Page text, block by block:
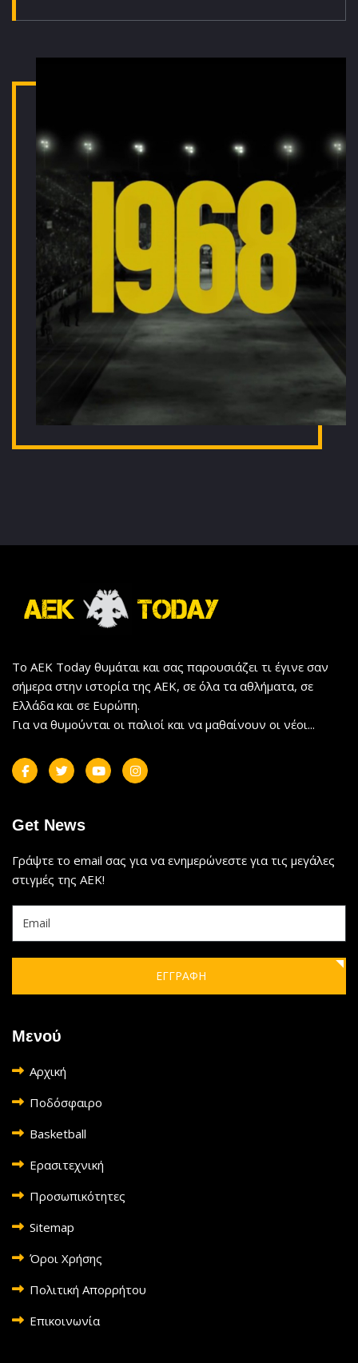
Το AEK Today θυμάται και σας παρουσιάζει τι έγινε σαν
σήμερα στην ιστορία της ΑΕΚ, σε όλα τα αθλήματα, σε
Ελλάδα και σε Ευρώπη.
Για να θυμούνται οι παλιοί και να μαθαίνουν οι νέοι...
Get News
Γράψτε το email σας για να ενημερώνεστε για τις μεγάλες
στιγμές της ΑΕΚ!
ΕΓΓΡΑΦΗ
Μενού
Αρχική
Ποδόσφαιρο
Basketball
Ερασιτεχνική
Προσωπικότητες
Sitemap
Όροι Χρήσης
Πολιτική Απορρήτου
Επικοινωνία